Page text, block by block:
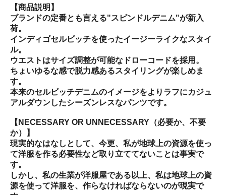
【商品説明】
ブランドの定番とも言える"スピンドルデニム"が新入
荷。
インディゴセルビッチを使ったイージーライクなスタイ
ル。
ウエストはサイズ調整が可能なドローコードを採用。
ちょいゆるな感で脱力感あるスタイリングが楽しめま
す。
本来のセルビッチデニムのイメージをよりラフにカジュ
アルダウンしたシーズンレスなパンツです。
【NECESSARY OR UNNECESSARY（必要か、不要
か）】
現実的なはなしとして、今更、私が地球上の資源を使っ
て洋服を作る必要性など取り立ててないことは事実で
す。
しかし、私の生業が洋服屋である以上、私は地球上の資
源を使って洋服を、作らなければならないのが現実で